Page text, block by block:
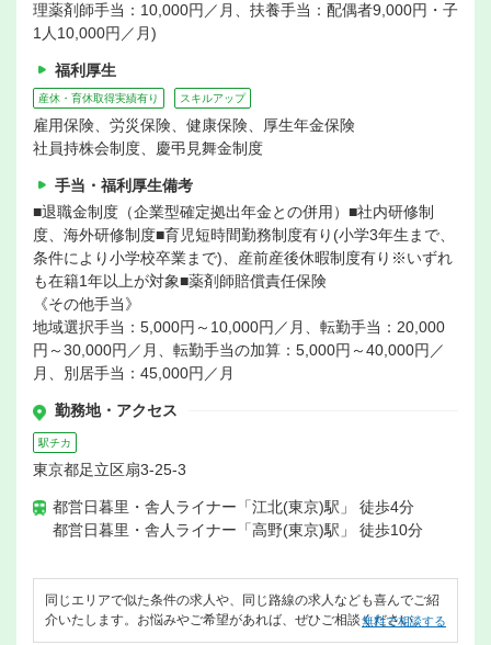
理薬剤師手当：10,000円／月、扶養手当：配偶者9,000円・子
1人10,000円／月)
福利厚生
産休・育休取得実績有り スキルアップ
雇用保険、労災保険、健康保険、厚生年金保険
社員持株会制度、慶弔見舞金制度
手当・福利厚生備考
■退職金制度（企業型確定拠出年金との併用）■社内研修制
度、海外研修制度■育児短時間勤務制度有り(小学3年生まで、
条件により小学校卒業まで)、産前産後休暇制度有り※いずれ
も在籍1年以上が対象■薬剤師賠償責任保険
《その他手当》
地域選択手当：5,000円～10,000円／月、転勤手当：20,000
円～30,000円／月、転勤手当の加算：5,000円～40,000円／
月、別居手当：45,000円／月
勤務地・アクセス
駅チカ
東京都足立区扇3-25-3
都営日暮里・舎人ライナー「江北(東京)駅」 徒歩4分
都営日暮里・舎人ライナー「高野(東京)駅」 徒歩10分
同じエリアで似た条件の求人や、同じ路線の求人なども喜んでご紹
介いたします。お悩みやご希望があれば、ぜひご相談ください。
無料で相談する